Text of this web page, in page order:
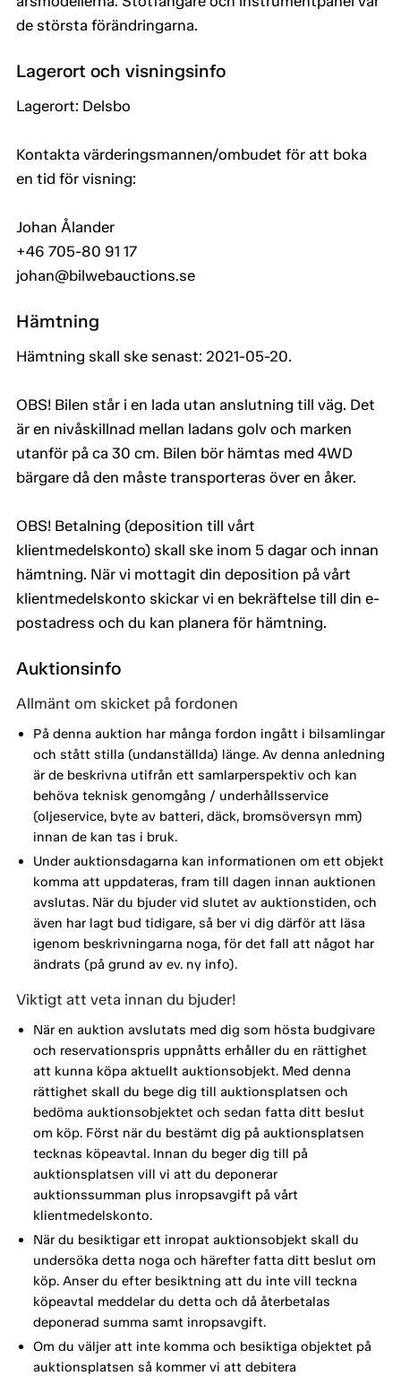
de största förändringarna.
Lagerort och visningsinfo
Lagerort: Delsbo
Kontakta värderingsmannen/ombudet för att boka
en tid för visning:
Johan Ålander
+46 705-80 91 17
johan@bilwebauctions.se
Hämtning
Hämtning skall ske senast: 2021-05-20.
OBS! Bilen står i en lada utan anslutning till väg. Det
är en nivåskillnad mellan ladans golv och marken
utanför på ca 30 cm. Bilen bör hämtas med 4WD
bärgare då den måste transporteras över en åker.
OBS! Betalning (deposition till vårt
klientmedelskonto) skall ske inom 5 dagar och innan
hämtning. När vi mottagit din deposition på vårt
klientmedelskonto skickar vi en bekräftelse till din e-
postadress och du kan planera för hämtning.
Auktionsinfo
Allmänt om skicket på fordonen
På denna auktion har många fordon ingått i bilsamlingar
och stått stilla (undanställda) länge. Av denna anledning
är de beskrivna utifrån ett samlarperspektiv och kan
behöva teknisk genomgång / underhållsservice
(oljeservice, byte av batteri, däck, bromsöversyn mm)
innan de kan tas i bruk.
Under auktionsdagarna kan informationen om ett objekt
komma att uppdateras, fram till dagen innan auktionen
avslutas. När du bjuder vid slutet av auktionstiden, och
även har lagt bud tidigare, så ber vi dig därför att läsa
igenom beskrivningarna noga, för det fall att något har
ändrats (på grund av ev. ny info).
Viktigt att veta innan du bjuder!
När en auktion avslutats med dig som hösta budgivare
och reservationspris uppnåtts erhåller du en rättighet
att kunna köpa aktuellt auktionsobjekt. Med denna
rättighet skall du bege dig till auktionsplatsen och
bedöma auktionsobjektet och sedan fatta ditt beslut
om köp. Först när du bestämt dig på auktionsplatsen
tecknas köpeavtal. Innan du beger dig till på
auktionsplatsen vill vi att du deponerar
auktionssumman plus inropsavgift på vårt
klientmedelskonto.
När du besiktigar ett inropat auktionsobjekt skall du
undersöka detta noga och härefter fatta ditt beslut om
köp. Anser du efter besiktning att du inte vill teckna
köpeavtal meddelar du detta och då återbetalas
deponerad summa samt inropsavgift.
Om du väljer att inte komma och besiktiga objektet på
auktionsplatsen så kommer vi att debitera